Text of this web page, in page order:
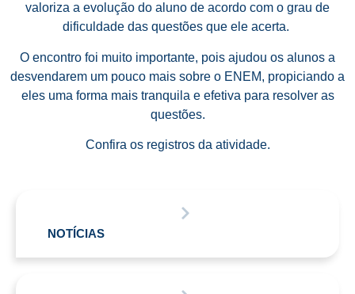
valoriza a evolução do aluno de acordo com o grau de
dificuldade das questões que ele acerta.
O encontro foi muito importante, pois ajudou os alunos a
desvendarem um pouco mais sobre o ENEM, propiciando a
eles uma forma mais tranquila e efetiva para resolver as
questões.
Confira os registros da atividade.
NOTÍCIAS